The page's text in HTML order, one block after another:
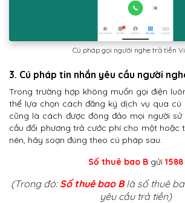
Cú pháp gọi người nghe trả tiền
3. Cú pháp tin nhắn yêu cầu người
Trong trường hợp không muốn gọi điện
thể lựa chọn cách đăng ký dịch vụ qua cú
cũng là cách được đông đảo mọi người
cầu đối phương trả cước phí cho một hoặc
nên, hãy soạn đúng theo cú pháp sau:
Số thuê bao B gửi 1588
(Trong đó: Số thuê bao B là số thuê
yêu cầu trả tiền)